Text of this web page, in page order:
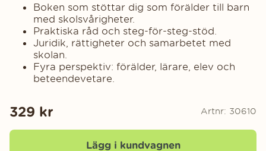
Boken som stöttar dig som förälder till barn
med skolsvårigheter.
Praktiska råd och steg-för-steg-stöd.
Juridik, rättigheter och samarbetet med
skolan.
Fyra perspektiv: förälder, lärare, elev och
beteendevetare.
329 kr Artnr: 30610
Lägg i kundvagnen